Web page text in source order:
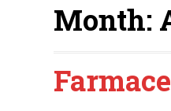
Month: